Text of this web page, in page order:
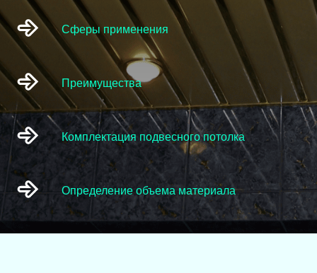
Сферы применения
Преимущества
Комплектация подвесного потолка
Определение объема материала